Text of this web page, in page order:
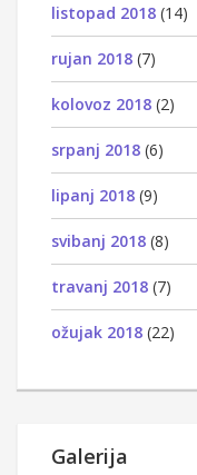
listopad 2018 (14)
rujan 2018 (7)
kolovoz 2018 (2)
srpanj 2018 (6)
lipanj 2018 (9)
svibanj 2018 (8)
travanj 2018 (7)
ožujak 2018 (22)
Galerija